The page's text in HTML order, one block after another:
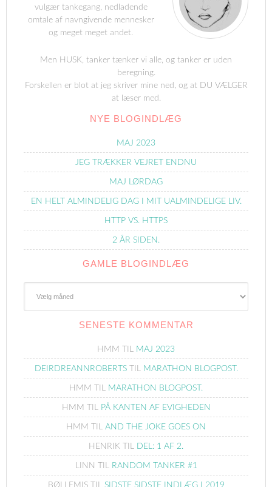
vulgær tankegang, nedladende
omtale af navngivende mennesker
og meget meget andet.
Men HUSK, tanker tænker vi alle, og tanker er uden
beregning.
Forskellen er blot at jeg skriver mine ned, og at DU VÆLGER
at læser med.
NYE BLOGINDLÆG
MAJ 2023
JEG TRÆKKER VEJRET ENDNU
MAJ LØRDAG
EN HELT ALMINDELIG DAG I MIT UALMINDELIGE LIV.
HTTP VS. HTTPS
2 ÅR SIDEN.
GAMLE BLOGINDLÆG
SENESTE KOMMENTAR
HMM TIL MAJ 2023
DEIRDREANNROBERTSTIL MARATHON BLOGPOST.
HMM TIL MARATHON BLOGPOST.
HMM TIL PÅ KANTEN AF EVIGHEDEN
HMM TIL AND THE JOKE GOES ON
HENRIK TIL DEL: 1 AF 2.
LINN TIL RANDOM TANKER #1
BØLLEMISTIL SIDSTE SIDSTE INDLÆG I 2019